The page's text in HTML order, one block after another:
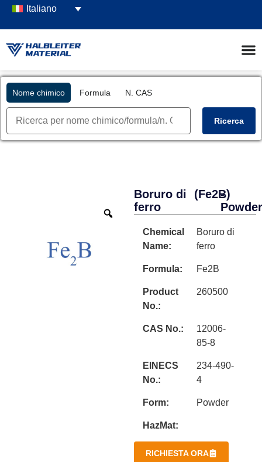
Italiano
Nome chimico Formula N. CAS
Ricerca
Boruro di
ferro
(Fe2B)
-
Powder
Chemical
Name:
Boruro di
ferro
Formula: Fe2B
Product
No.:
260500
CAS No.:
12006-
85-8
EINECS
No.:
234-490-
4
Form: Powder
HazMat:
RICHIESTA ORA